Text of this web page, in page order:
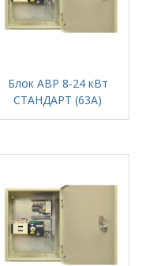
Блок АВР 8-24 кВт
СТАНДАРТ (63А)